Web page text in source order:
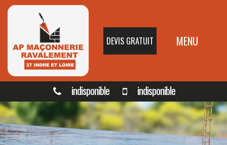
DEVIS GRATUIT MENU
indisponible indisponible